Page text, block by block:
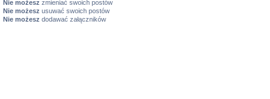
Nie możesz zmieniać swoich postów
Nie możesz usuwać swoich postów
Nie możesz dodawać załączników